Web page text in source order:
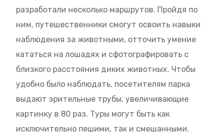
разработали несколько маршрутов. Пройдя по
ним, путешественники смогут освоить навыки
наблюдения за животными, отточить умение
кататься на лошадях и сфотографировать с
близкого расстояния диких животных. Чтобы
удобно было наблюдать, посетителям парка
выдают зрительные трубы, увеличивающие
картинку в 80 раз. Туры могут быть как
исключительно пешими, так и смешанными.